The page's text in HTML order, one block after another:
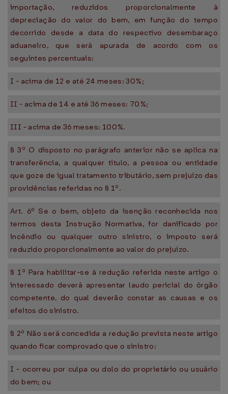
importação, reduzidos proporcionalmente à
depreciação do valor do bem, em função do tempo
decorrido desde a data do respectivo desembaraço
aduaneiro, que será apurada de acordo com os
seguintes percentuais:
I - acima de 12 e até 24 meses: 30%;
II - acima de 14 e até 36 meses: 70%;
III - acima de 36 meses: 100%.
§ 3º O disposto no parágrafo anterior não se aplica na
transferência, a qualquer título, a pessoa ou entidade
que goze de igual tratamento tributário, sem prejuízo das
providências referidas no § 1º.
Art. 6º Se o bem, objeto da isenção reconhecida nos
termos desta Instrução Normativa, for danificado por
incêndio ou qualquer outro sinistro, o imposto será
reduzido proporcionalmente ao valor do prejuízo.
§ 1º Para habilitar-se à redução referida neste artigo o
interessado deverá apresentar laudo pericial do órgão
competente, do qual deverão constar as causas e os
efeitos do sinistro.
§ 2º Não será concedida a redução prevista neste artigo
quando ficar comprovado que o sinistro:
I - ocorreu por culpa ou dolo do proprietário ou usuário
do bem; ou